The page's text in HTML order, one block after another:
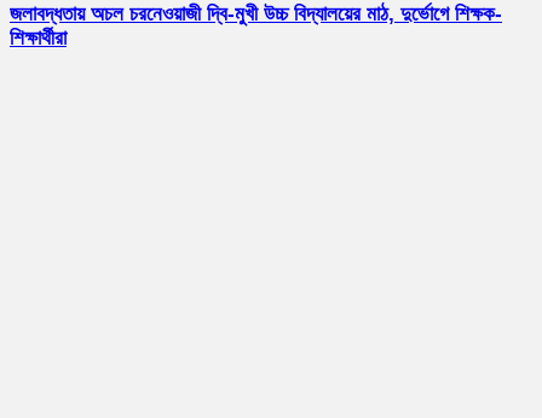
জলাবদ্ধতায় অচল চরনেওয়াজী দ্বি-মুখী উচ্চ বিদ্যালয়ের মাঠ, দুর্ভোগে শিক্ষক-
শিক্ষার্থীরা